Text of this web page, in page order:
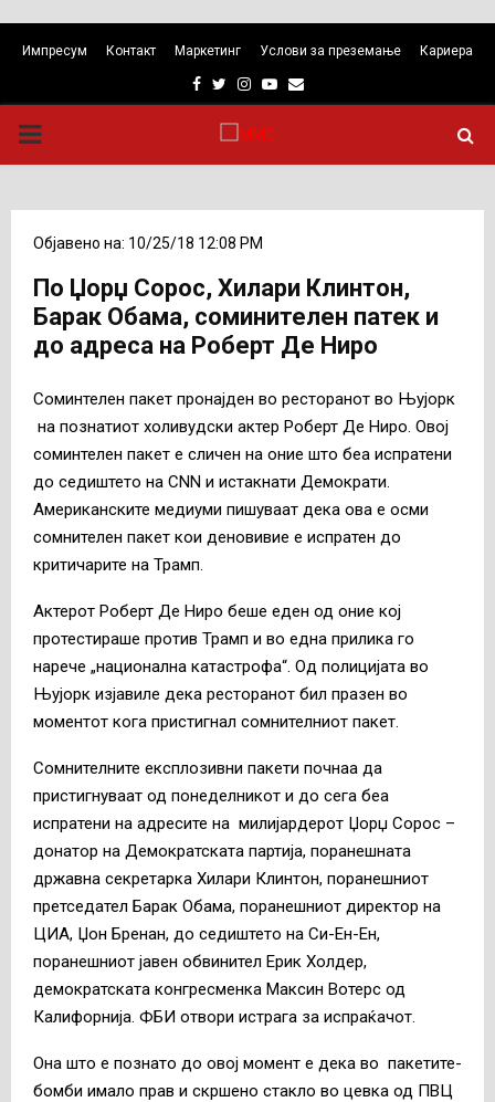
Импресум Контакт Маркетинг Услови за преземање Кариера
Facebook
TwitterInstagram
Youtube
Email
PRIMARY
Објавено на: 10/25/18 12:08 PM
По Џорџ Сорос, Хилари Клинтон,
Барак Обама, соминителен патек и
до адреса на Роберт Де Ниро
Соминтелен пакет пронајден во ресторанот во Њујорк
на познатиот холивудски актер Роберт Де Ниро. Овој
соминтелен пакет е сличен на оние што беа испратени
до седиштето на CNN и истакнати Демократи.
Американските медиуми пишуваат дека ова е осми
сомнителен пакет кои деновивие е испратен до
критичарите на Трамп.
Актерот Роберт Де Ниро беше еден од оние кој
протестираше против Трамп и во една прилика го
нарече „национална катастрофа“. Од полицијата во
Њујорк изјавиле дека ресторанот бил празен во
моментот кога пристигнал сомнителниот пакет.
Сомнителните експлозивни пакети почнаа да
пристигнуваат од понеделникот и до сега беа
испратени на адресите на милијардерот Џорџ Сорос –
донатор на Демократската партија, поранешната
државна секретарка Хилари Клинтон, поранешниот
претседател Барак Обама, поранешниот директор на
ЦИА, Џон Бренан, до седиштето на Си-Ен-Ен,
поранешниот јавен обвинител Ерик Холдер,
демократската конгресменка Максин Вотерс од
Калифорнија. ФБИ отвори истрага за испраќачот.
Она што е познато до овој момент е дека во пакетите-
бомби имало прав и скршено стакло во цевка од ПВЦ